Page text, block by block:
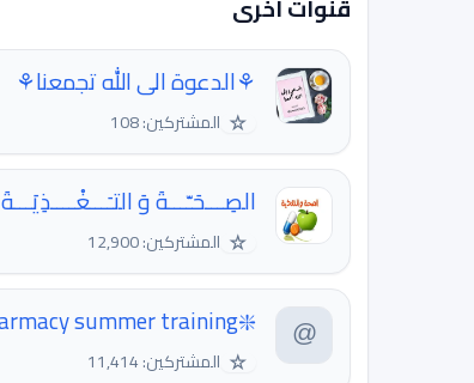
قنوات اخرى
⚘الدعوة الى الله تجمعنا⚘
☆ المشتركين: 108
الصِـــحَـّـــةَ وَ التـَـــغْــــذِيَـــةَ
☆ المشتركين: 12,900
❇️pharmacy summer training
☆ المشتركين: 11,414